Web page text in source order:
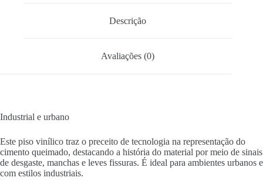
Descrição
Avaliações (0)
Industrial e urbano
Este piso vinílico traz o preceito de tecnologia na representação do
cimento queimado, destacando a história do material por meio de sinais
de desgaste, manchas e leves fissuras. É ideal para ambientes urbanos e
com estilos industriais.